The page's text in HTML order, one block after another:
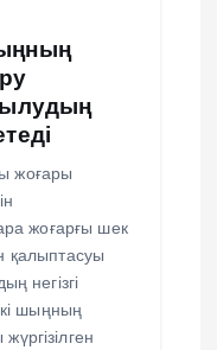
жоғары
жоғарғы шек
қалыптасуы
негізгі
шыңның